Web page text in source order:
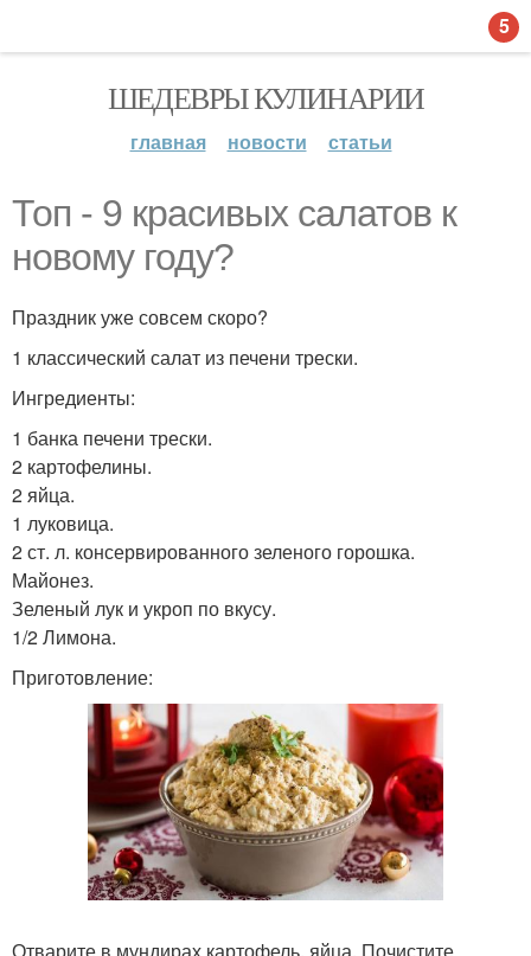
ШЕДЕВРЫ КУЛИНАРИИ
главная новости статьи
Топ - 9 красивых салатов к
новому году?
Праздник уже совсем скоро?
1 классический салат из печени трески.
Ингредиенты:
1 банка печени трески.
2 картофелины.
2 яйца.
1 луковица.
2 ст. л. консервированного зеленого горошка.
Майонез.
Зеленый лук и укроп по вкусу.
1/2 Лимона.
Приготовление:
Отварите в мундирах картофель, яйца. Почистите
5